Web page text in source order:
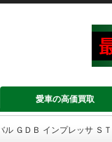
愛車の高価買取
ル ＧＤＢ インプレッサ Ｓ